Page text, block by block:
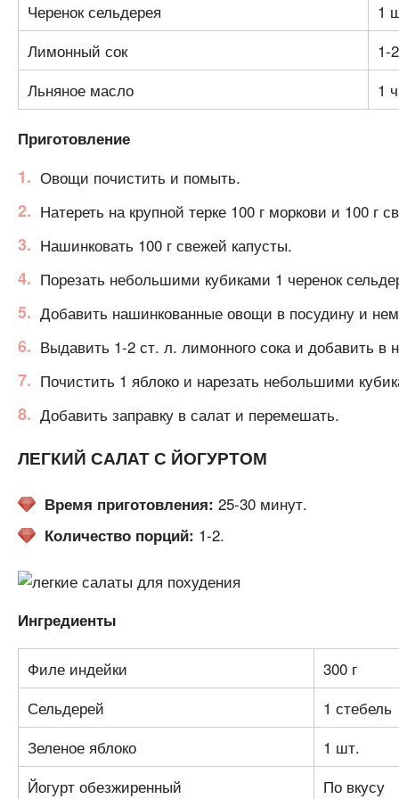
Черенок сельдерея
1
Лимонный сок
1-
Льняное масло
1
Приготовление
Овощи почистить и помыть.
Натереть на крупной терке 100 г моркови и 100 г
Нашинковать 100 г свежей капусты.
Порезать небольшими кубиками 1 черенок
Добавить нашинкованные овощи в посудину и
Выдавить 1-2 ст. л. лимонного сока и добавить в
Почистить 1 яблоко и нарезать небольшими
Добавить заправку в салат и перемешать.
ЛЕГКИЙ САЛАТ С ЙОГУРТОМ
Время приготовления: 25-30 минут.
Количество порций: 1-2.
Ингредиенты
Филе индейки
300 г
Сельдерей
1 стебель
Зеленое яблоко
1 шт.
Йогурт обезжиренный
По вкусу